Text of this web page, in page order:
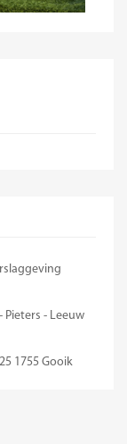
Pieters - Leeuw
1755 Gooik